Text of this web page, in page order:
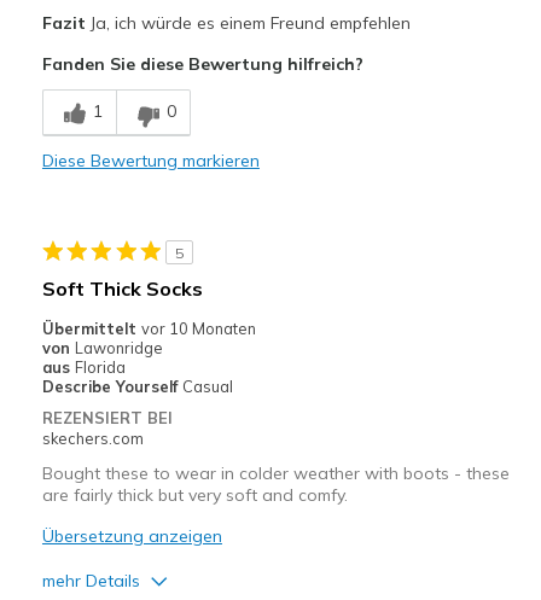
Breathe Well
Comfortable
Geeignete Verwendung
Width
Sizing
Feels true to size
View On Shoes
Fazit Ja, ich würde es einem Freund empfehlen
Fanden Sie diese Bewertung hilfreich?
1 0
Diese Bewertung markieren
5
Soft Thick Socks
Übermittelt vor 10 Monaten
von Lawonridge
aus Florida
Describe Yourself Casual
REZENSIERT BEI
skechers.com
Bought these to wear in colder weather with boots - these
are fairly thick but very soft and comfy.
Übersetzung anzeigen
mehr Details